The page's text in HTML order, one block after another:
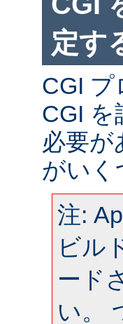
定す
CGI プ
CGI を
必要が
がいく
注:
ビル
ード
い。